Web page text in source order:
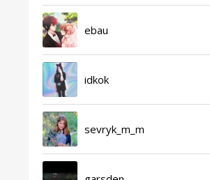
ebau
idkok
sevryk_m_m